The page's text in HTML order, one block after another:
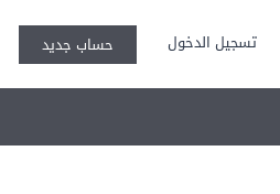
تسجيل الدخول حساب جديد